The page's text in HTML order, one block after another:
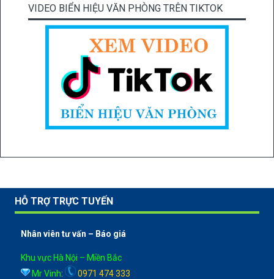
VIDEO BIỂN HIỆU VĂN PHÒNG TRÊN TIKTOK
HỖ TRỢ TRỰC TUYẾN
Nhân viên tư vấn – Báo giá
Khu vực Hà Nội – Miền Bắc
Mr Vinh:
0971 474 333